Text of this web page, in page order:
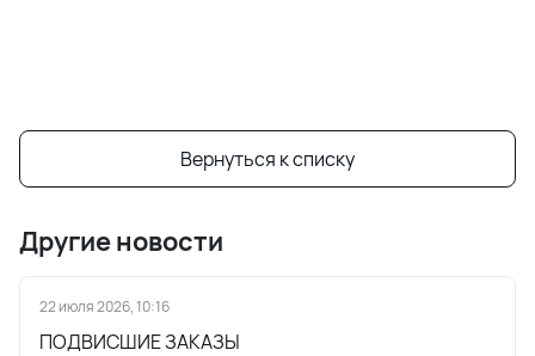
Вернуться к списку
Другие новости
22 июля 2026, 10:16
ПОДВИСШИЕ ЗАКАЗЫ